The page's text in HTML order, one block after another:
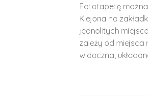
Fototapetę
Klejona na
jednolitych
zależy od miejsca
widoczna,